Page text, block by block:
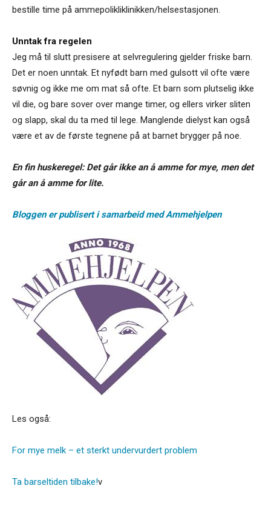
bestille time på ammepolikliklinikken/helsestasjonen.
Unntak fra regelen
Jeg må til slutt presisere at selvregulering gjelder friske barn.
Det er noen unntak. Et nyfødt barn med gulsott vil ofte være
søvnig og ikke me om mat så ofte. Et barn som plutselig ikke
vil die, og bare sover over mange timer, og ellers virker sliten
og slapp, skal du ta med til lege. Manglende dielyst kan også
være et av de første tegnene på at barnet brygger på noe.
En fin huskeregel: Det går ikke an å amme for mye, men det
går an å amme for lite.
Bloggen er publisert i samarbeid med Ammehjelpen
Les også:
For mye melk – et sterkt undervurdert problem
Ta barseltiden tilbake!v